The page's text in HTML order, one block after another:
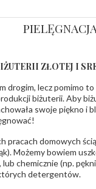
Łazur sp.j. Kowalowy
biuro@obraczki.pl ,
Północna 22 45-805
Tel. +48 77 54 90
nadaje się dla dzieci
, Elementy w wyrobie
PIELĘGNACJA
ZŁOTEJ I
drogim, lecz pomimo
biżuterii. Aby
swoje piękno i
pracach domowych
Możemy bowiem
lub chemicznie (np.
detergentów.